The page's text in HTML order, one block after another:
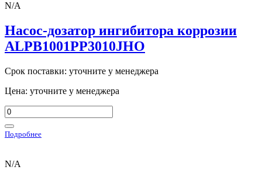
N/A
Насос-дозатор ингибитора коррозии
ALPB1001PP3010JHO
Срок поставки: уточните у менеджера
Цена: уточните у менеджера
Подробнее
N/A